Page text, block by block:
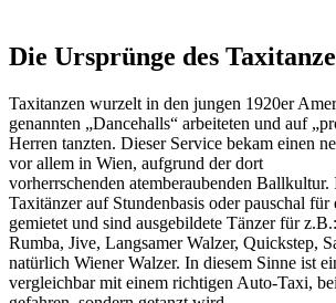
Die Ursprünge des
Taxitanzen wurzelt in den jungen 1920er
genannten „Dancehalls“ arbeiteten und auf
Herren tanzten. Dieser Service bekam einen
vor allem in Wien, aufgrund der dort
vorherrschenden atemberaubenden
Taxitänzer auf Stundenbasis oder pauschal für
gemietet und sind ausgebildete Tänzer für
Rumba, Jive, Langsamer Walzer, Quickstep,
natürlich Wiener Walzer. In diesem Sinne ist
vergleichbar mit einem richtigen Auto-Taxi,